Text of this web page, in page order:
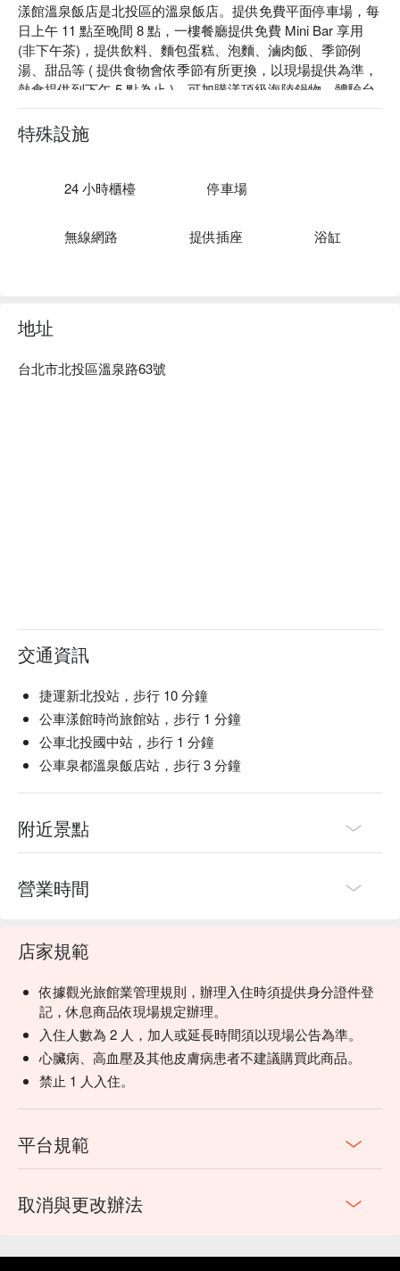
漾館溫泉飯店是北投區的溫泉飯店。提供免費平面停車場，每
日上午 11 點至晚間 8 點，一樓餐廳提供免費 Mini Bar 享用
(非下午茶)，提供飲料、麵包蛋糕、泡麵、滷肉飯、季節例
湯、甜品等 ( 提供食物會依季節有所更換，以現場提供為準，
熱食提供到下午 5 點為止 )。可加購漾頂級海陸鍋物，體驗台
灣頂級現流海鮮鍋物享受。
漾館溫泉飯店評價：Google 4 星
漾館溫泉飯店推薦：距離新北投捷運站步行約 10 分鐘。
息方案立刻查看⬇︎
特殊設施
24 小時櫃檯 停車場
無線網路 提供插座 浴缸
地址
台北市北投區溫泉路63號
交通資訊
捷運新北投站，步行 10 分鐘
公車漾館時尚旅館站，步行 1 分鐘
公車北投國中站，步行 1 分鐘
公車泉都溫泉飯店站，步行 3 分鐘
附近景點
營業時間
店家規範
依據觀光旅館業管理規則，辦理入住時須提供身分證件登
記，休息商品依現場規定辦理。
入住人數為 2 人，加人或延長時間須以現場公告為準。
心臟病、高血壓及其他皮膚病患者不建議購買此商品。
禁止 1 人入住。
平台規範
取消與更改辦法